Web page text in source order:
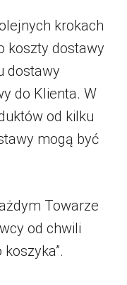
krokach
koszty dostawy
dostawy
do Klienta. W
od kilku
mogą być
Towarze
od chwili